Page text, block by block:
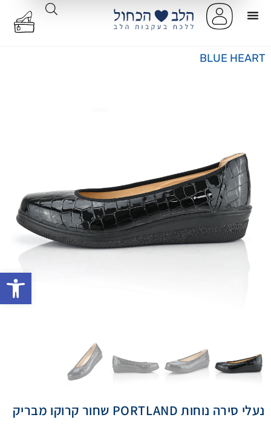
BLUE HEART
נעלי סירה נוחות PORTLAND שחור קרוקו מבריק